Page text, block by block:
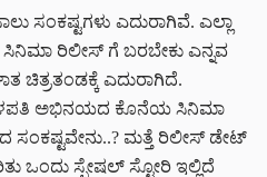
ಸಂಕಷ್ಟಗಳು ಎದುರಾಗಿವೆ. ಎಲ್ಲಾ
ಸಿನಿಮಾ ರಿಲೀಸ್ ಗೆ ಬರಬೇಕು ಎನ್ನವ
ಚಿತ್ರತಂಡಕ್ಕೆ ಎದುರಾಗಿದೆ.
ಅಭಿನಯದ ಕೊನೆಯ ಸಿನಿಮಾ
ಮತ್ತೆ ರಿಲೀಸ್ ಡೇಟ್
ಒಂದು ಸ್ಪೇಷಲ್‌ ಸ್ಟೋರಿ ಇಲ್ಲಿದೆ